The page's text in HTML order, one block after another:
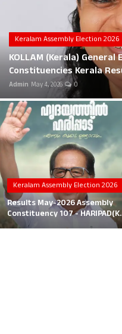
Career
Education
Business
Local News
Earn Money
Tutorials
Malayalam
Keralam Assembly Election 2026
KOLLAM (Kerala)
Constituencies Kerala
Admin May 4, 2026 0
Keralam Assembly Election 2026
Results May-2026 Assembly
Constituency 107 -